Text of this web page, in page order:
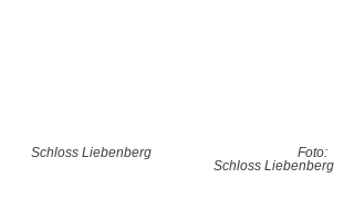
Schloss Liebenberg                                            Foto:
Schloss Liebenberg